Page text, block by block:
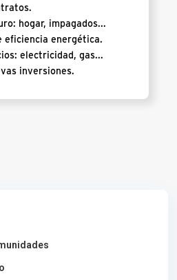
hogar, impagados...
eficiencia energética.
electricidad, gas...
inversiones.